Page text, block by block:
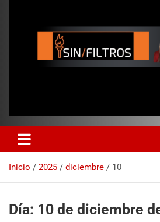
Inicio 2025 diciembre 10
Día: 10 de diciembre